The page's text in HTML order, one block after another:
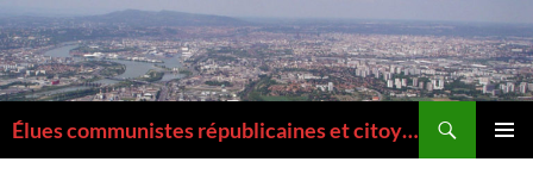
Aller
au
contenu
Élues communistes républicaines et citoyennes de la Métropole de Lyon